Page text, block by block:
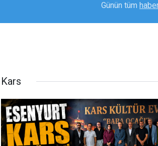
Kars’ta bayrak gururu:
Günün tüm
Kars